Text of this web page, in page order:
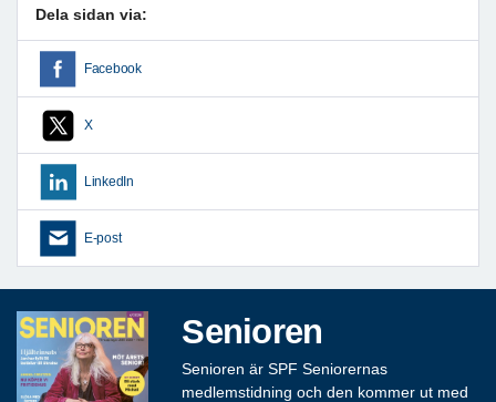
Dela sidan via:
Facebook
X
LinkedIn
E-post
Senioren
Senioren är SPF Seniorernas
medlemstidning och den kommer ut med